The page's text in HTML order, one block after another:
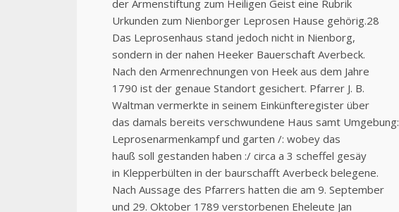
der Armenstiftung zum Heiligen Geist eine Rubrik
Urkunden zum Nienborger Leprosen Hause gehörig.28
Das Leprosenhaus stand jedoch nicht in Nienborg,
sondern in der nahen Heeker Bauerschaft Averbeck.
Nach den Armenrechnungen von Heek aus dem Jahre
1790 ist der genaue Standort gesichert. Pfarrer J. B.
Waltman vermerkte in seinem Einkünfteregister über
das damals bereits verschwundene Haus samt Umgebung:
Leprosenarmenkampf und garten /: wobey das
hauß soll gestanden haben :/ circa a 3 scheffel gesäy
in Klepperbülten in der baurschafft Averbeck belegene.
Nach Aussage des Pfarrers hatten die am 9. September
und 29. Oktober 1789 verstorbenen Eheleute Jan